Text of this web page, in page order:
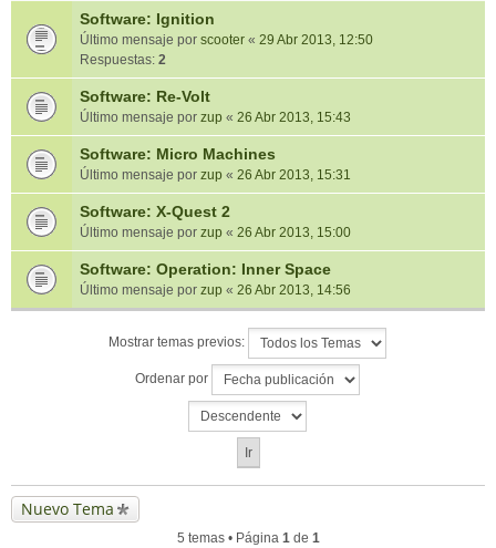
Software: Ignition
Último mensaje por scooter « 29 Abr 2013, 12:50
Respuestas: 2
Software: Re-Volt
Último mensaje por zup « 26 Abr 2013, 15:43
Software: Micro Machines
Último mensaje por zup « 26 Abr 2013, 15:31
Software: X-Quest 2
Último mensaje por zup « 26 Abr 2013, 15:00
Software: Operation: Inner Space
Último mensaje por zup « 26 Abr 2013, 14:56
Mostrar temas previos:
Ordenar por
Nuevo Tema
5 temas • Página 1de 1